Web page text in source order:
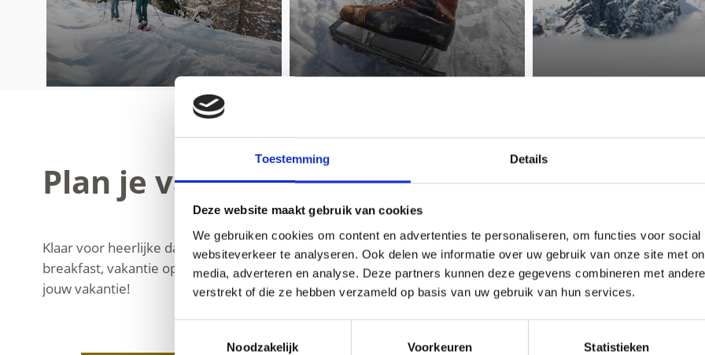
Toestemming Details
Deze website maakt gebruik van cookies
We gebruiken cookies om content en advertenties te personaliseren, om functies voor
websiteverkeer te analyseren. Ook delen we informatie over uw gebruik van onze site met
media, adverteren en analyse. Deze partners kunnen deze gegevens combineren met
verstrekt of die ze hebben verzameld op basis van uw gebruik van hun services.
Noodzakelijk
Voorkeuren Statistieken
Plan je vakantie hier in de Vinschgau/Val
Klaar voor heerlijke dagen? Dan hoef je alleen nog maar de juiste accommodatie in in Val Venosta/
breakfast, vakantie op de boerderij of meer onafhankelijkheid in een flat, vakantiehuis of vakantiewoning
jouw vakantie!